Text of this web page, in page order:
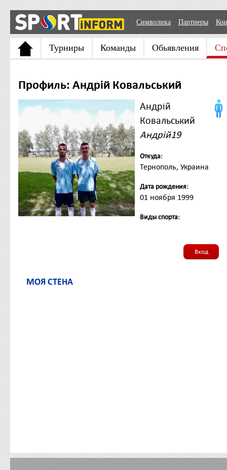
Символика Партнеры
Турниры Команды Обьявления
Профиль: Андрій Ковальський
Андрій
Ковальський
Андрій19
Откуда:
Тернополь, Украина
Дата рождения:
01 ноября 1999
Виды спорта:
Вход
МОЯ СТЕНА